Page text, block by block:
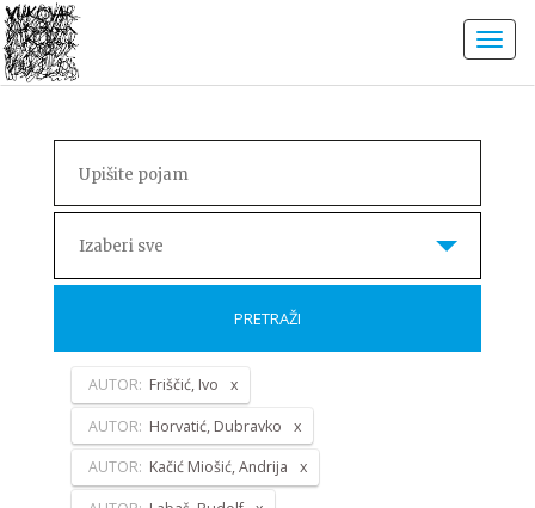
Izaberi sve
PRETRAŽI
AUTOR: Friščić, Ivo
AUTOR: Horvatić, Dubravko
AUTOR: Kačić Miošić, Andrija